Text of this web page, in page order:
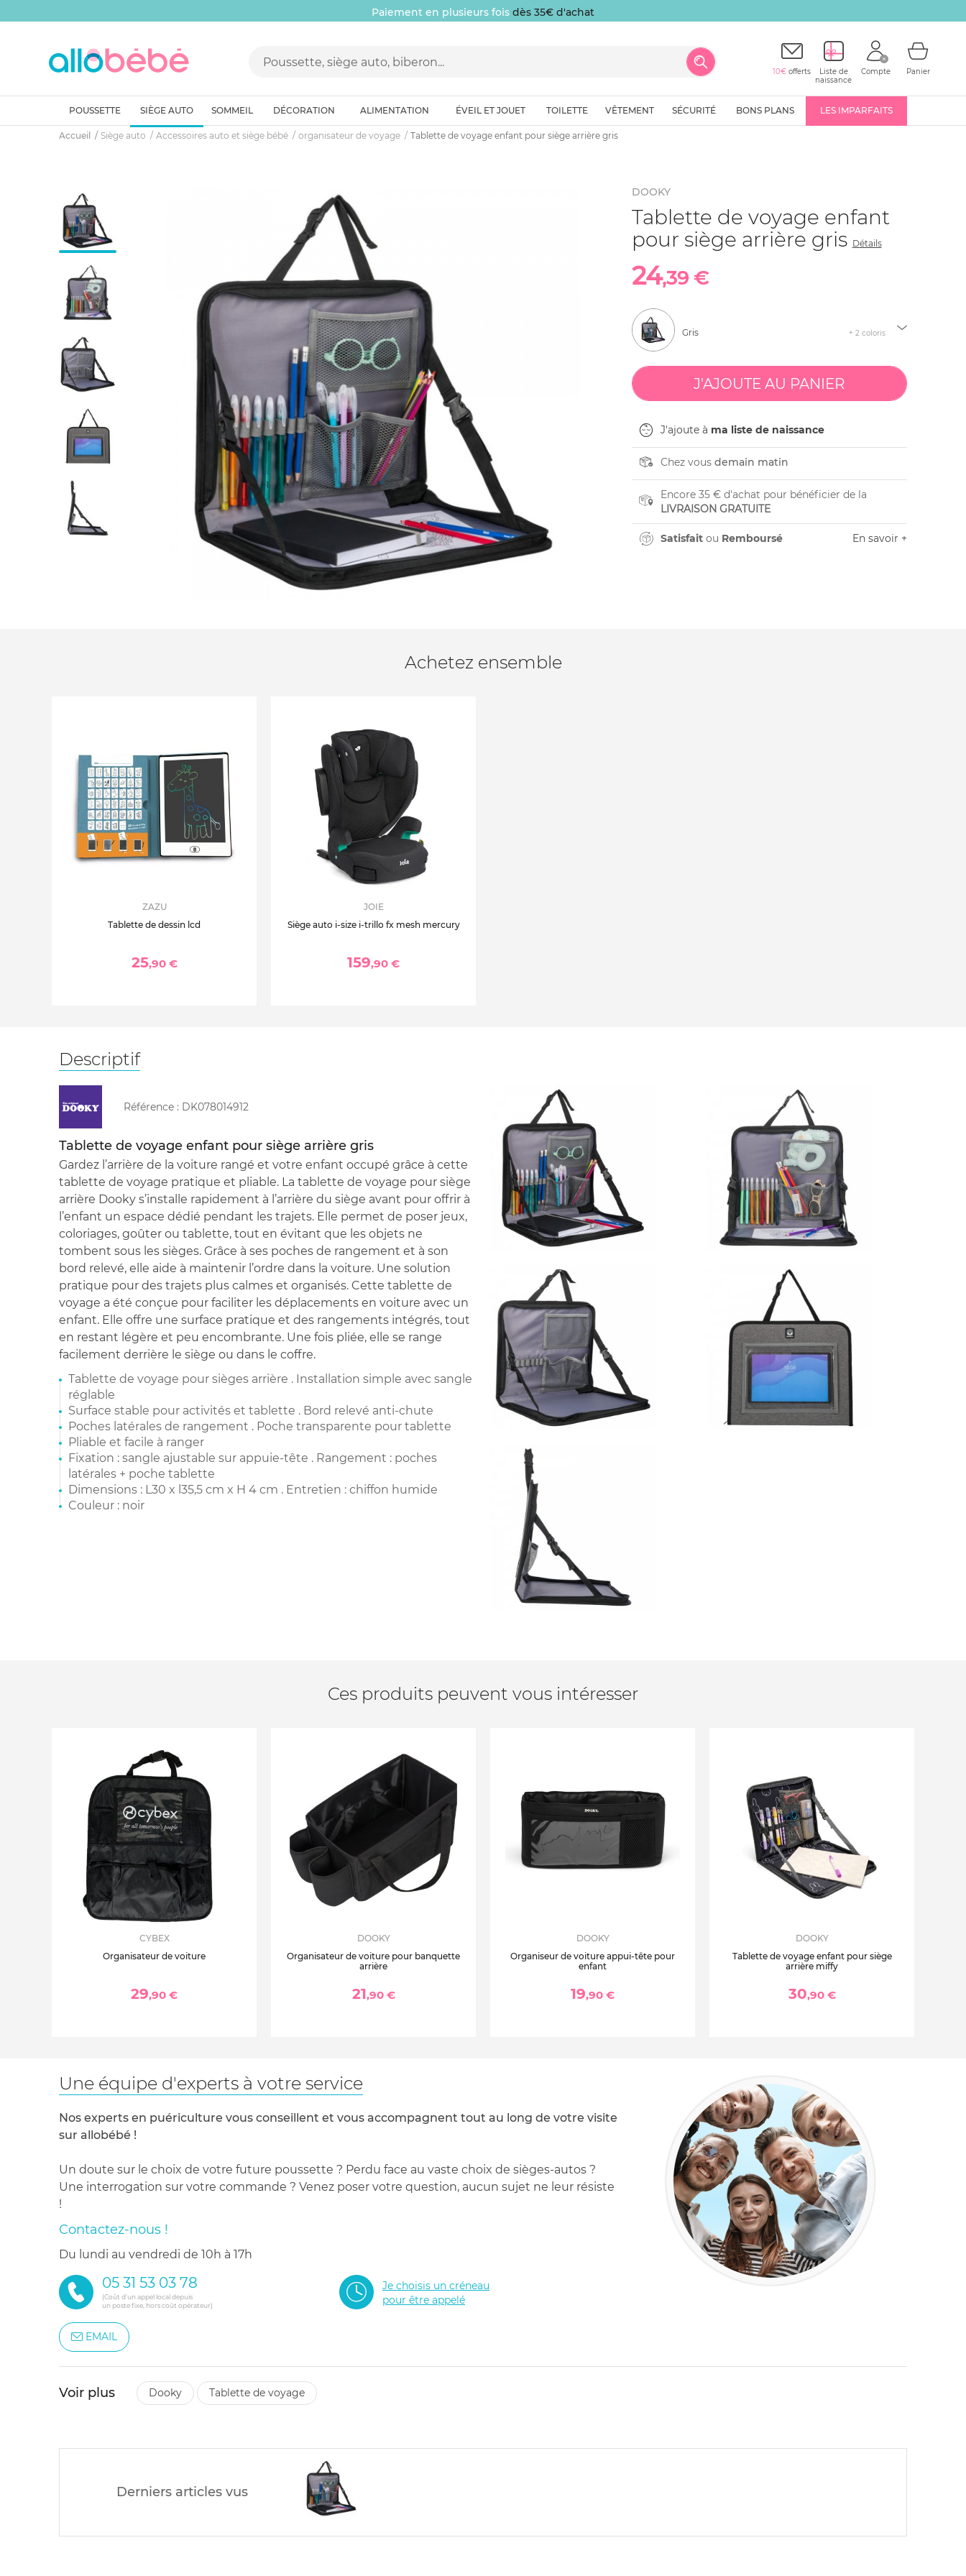
Paiement en plusieurs fois dès 35€ d'achat
10€ offerts
Liste de
naissance
Compte Panier
POUSSETTE SIÈGE AUTO SOMMEIL DÉCORATION ALIMENTATION ÉVEIL ET JOUET TOILETTE VÊTEMENT SÉCURITÉ BONS PLANS LES IMPARFAITS
Accueil Siège auto Accessoires auto et siège bébé organisateur de voyage Tablette de voyage enfant pour siège arrière gris
DOOKY
Tablette de voyage enfant
pour siège arrière gris Détails
24,39 €
Gris + 2 coloris
J'ajoute à ma liste de naissance
Chez vous demain matin
Encore 35 € d'achat pour bénéficier de la
LIVRAISON GRATUITE
Satisfaitou Remboursé En savoir +
Achetez ensemble
ZAZU
Tablette de dessin lcd
25,90 €
JOIE
Siège auto i-size i-trillo fx mesh mercury
159,90 €
Descriptif
Référence : DK078014912
Tablette de voyage enfant pour siège arrière gris
Gardez l’arrière de la voiture rangé et votre enfant occupé grâce à cette
tablette de voyage pratique et pliable. La tablette de voyage pour siège
arrière Dooky s’installe rapidement à l’arrière du siège avant pour offrir à
l’enfant un espace dédié pendant les trajets. Elle permet de poser jeux,
coloriages, goûter ou tablette, tout en évitant que les objets ne
tombent sous les sièges. Grâce à ses poches de rangement et à son
bord relevé, elle aide à maintenir l’ordre dans la voiture. Une solution
pratique pour des trajets plus calmes et organisés. Cette tablette de
voyage a été conçue pour faciliter les déplacements en voiture avec un
enfant. Elle offre une surface pratique et des rangements intégrés, tout
en restant légère et peu encombrante. Une fois pliée, elle se range
facilement derrière le siège ou dans le coffre.
Tablette de voyage pour sièges arrière . Installation simple avec sangle
réglable
Surface stable pour activités et tablette . Bord relevé anti-chute
Poches latérales de rangement . Poche transparente pour tablette
Pliable et facile à ranger
Fixation : sangle ajustable sur appuie-tête . Rangement : poches
latérales + poche tablette
Dimensions : L30 x l35,5 cm x H 4 cm . Entretien : chiffon humide
Couleur : noir
Ces produits peuvent vous intéresser
CYBEX
Organisateur de voiture
29,90 €
DOOKY
Organisateur de voiture pour banquette
arrière
21,90 €
DOOKY
Organiseur de voiture appui-tête pour
enfant
19,90 €
DOOKY
Tablette de voyage enfant pour siège
arrière miffy
30,90 €
Une équipe d'experts à votre service
Nos experts en puériculture vous conseillent et vous accompagnent tout au long de votre visite
sur allobébé !
Un doute sur le choix de votre future poussette ? Perdu face au vaste choix de sièges-autos ?
Une interrogation sur votre commande ? Venez poser votre question, aucun sujet ne leur résiste
!
Contactez-nous !
du lundi au vendredi de 10h à 17h
05 31 53 03 78
(Coût d'un appel local depuis
un poste fixe, hors coût opérateur)
Je choisis un créneau
pour être appelé
EMAIL
Voir plus dooky tablette de voyage
Derniers articles vus